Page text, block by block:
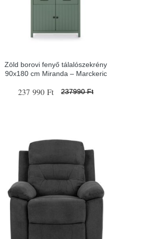
Zöld borovi fenyő tálalószekrény
90x180 cm Miranda – Marckeric
237 990 Ft 237990 Ft